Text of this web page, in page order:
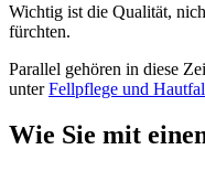
Wichtig ist die Qualität,
fürchten.
Parallel gehören in diese
unterFellpflege und
Wie Sie mit